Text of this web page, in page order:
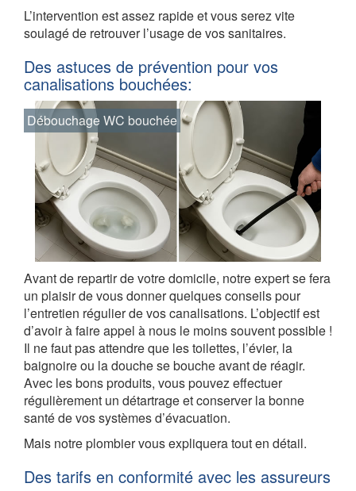
L’intervention est assez rapide et vous serez vite
soulagé de retrouver l’usage de vos sanitaires.
Des astuces de prévention pour vos
canalisations bouchées:
Débouchage WC bouchée
Avant de repartir de votre domicile, notre expert se fera
un plaisir de vous donner quelques conseils pour
l’entretien régulier de vos canalisations. L’objectif est
d’avoir à faire appel à nous le moins souvent possible !
Il ne faut pas attendre que les toilettes, l’évier, la
baignoire ou la douche se bouche avant de réagir.
Avec les bons produits, vous pouvez effectuer
régulièrement un détartrage et conserver la bonne
santé de vos systèmes d’évacuation.
Mais notre plombier vous expliquera tout en détail.
Des tarifs en conformité avec les assureurs